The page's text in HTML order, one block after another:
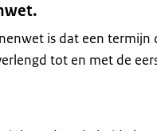
is dat een
tot en met de